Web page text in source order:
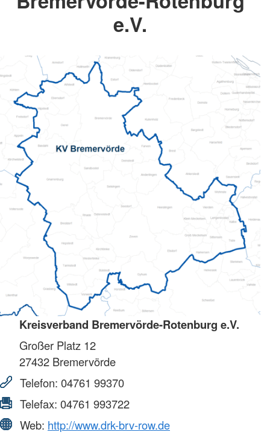
e.V.
Kreisverband Bremervörde-Rotenburg e.V.
Großer Platz 12
27432 Bremervörde
Telefon: 04761 99370
Telefax: 04761 993722
Web: http://www.drk-brv-row.de